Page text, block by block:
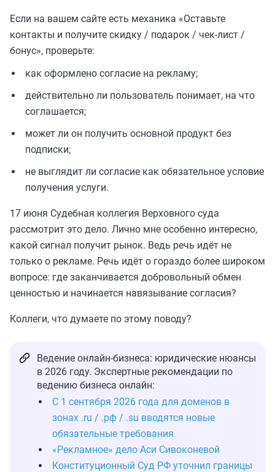
Если на вашем сайте есть механика «Оставьте
контакты и получите скидку / подарок / чек-лист /
бонус», проверьте:
как оформлено согласие на рекламу;
действительно ли пользователь понимает, на что
соглашается;
может ли он получить основной продукт без
подписки;
не выглядит ли согласие как обязательное условие
получения услуги.
17 июня Судебная коллегия Верховного суда
рассмотрит это дело. Лично мне особенно интересно,
какой сигнал получит рынок. Ведь речь идёт не
только о рекламе. Речь идёт о гораздо более широком
вопросе: где заканчивается добровольный обмен
ценностью и начинается навязывание согласия?
Коллеги, что думаете по этому поводу?
Ведение онлайн-бизнеса: юридические нюансы
в 2026 году. Экспертные рекомендации по
ведению бизнеса онлайн:
С 1 сентября 2026 года для доменов в
зонах .ru / .рф / .su вводятся новые
обязательные требования
«Рекламное» дело Аси Сивоконевой
Конституционный Суд РФ уточнил границы